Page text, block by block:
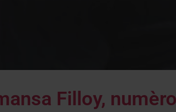
Filloy,